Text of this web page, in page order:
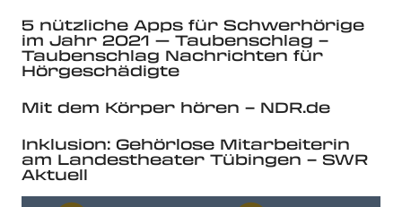
5 nützliche Apps für Schwerhörige
im Jahr 2021 — Taubenschlag –
Taubenschlag Nachrichten für
Hörgeschädigte
Mit dem Körper hören – NDR.de
Inklusion: Gehörlose Mitarbeiterin
am Landestheater Tübingen – SWR
Aktuell